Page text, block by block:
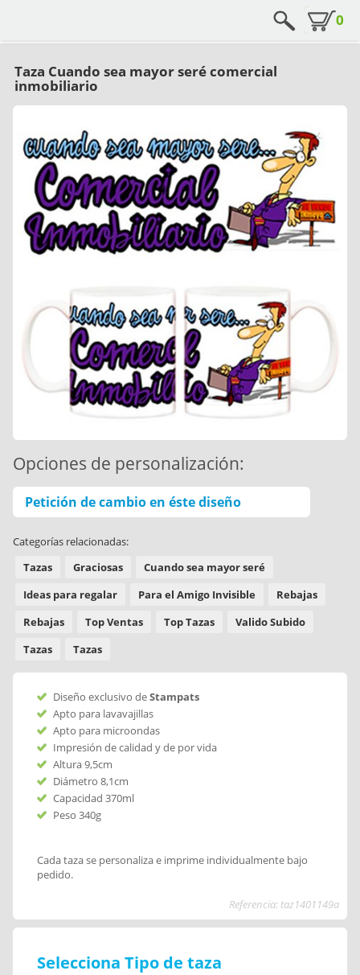
0
Taza Cuando sea mayor seré comercial
inmobiliario
Opciones de personalización:
Petición de cambio en éste diseño
Categorías relacionadas:
Tazas
Graciosas
Cuando sea mayor seré
Ideas para regalar
Para el Amigo Invisible
Rebajas
Rebajas
Top Ventas Top Tazas
Valido Subido
Tazas
Tazas
Diseño exclusivo deStampats
Apto para lavavajillas
Apto para microondas
Impresión de calidad y de por vida
Altura 9,5cm
Diámetro 8,1cm
Capacidad 370ml
Peso 340g
Cada taza se personaliza e imprime individualmente bajo
pedido.
Referencia: taz1401149a
Selecciona Tipo de taza